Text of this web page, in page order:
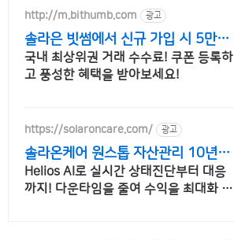
http://m.bithumb.com 광고
솔라은 빗썸에서 신규 가입 시 5만원
혜택
국내 최상위권 거래 수수료! 쿠폰 등록하
고 풍성한 혜택을 받아보세요!
https://solaroncare.com/ 광고
솔라온케어 원스톱 자산관리 10년보
증 인버터교체
Helios AI로 실시간 상태진단부터 대응
까지! 다운타임을 줄여 수익을 최대화 8